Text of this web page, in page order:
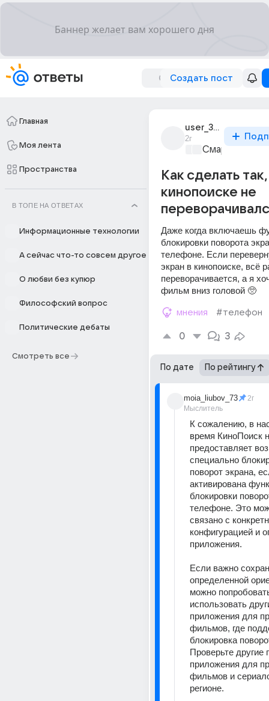
Создать пост
Главная
Моя лента
Пространства
В ТОПЕ НА ОТВЕТАХ
Информационные технологии
А сейчас что-то совсем другое
О любви без купюр
Философский вопрос
Политические дебаты
Смотреть все
user_306550132
2г
Смартфоны
Как сделать
кинопоиске не
Даже когда включаешь
блокировки поворота
телефоне. Если
экран в кинопоиске, всё
переворачивается, а я
фильм вниз головой 🥺
мнения #телефон
0 3
По дате По рейтингу
moia_liubov_73
Мыслитель
2г
К сожалению, в
время КиноПоиск
предоставляет
специально
поворот экрана,
активирована
блокировки
телефоне. Это
связано с
конфигурацией и
приложения.
Если важно
определенной
можно
использовать
приложения для
фильмов, где
блокировка
Проверьте другие
приложения для
фильмов и
регионе.